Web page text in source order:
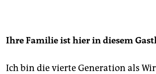
Ihre Familie ist hier in diesem
Ich bin die vierte Generation als